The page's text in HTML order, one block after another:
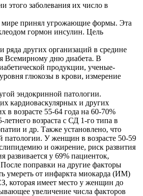
заболевания их число в
мире принял угрожающие формы. Эта
гормон инсулин. Цель
других организаций в средине
Всемирному дню диабета. В
продукции, ученые-
глюкозы в крови, измерение
эндокринной патологии.
кардиоваскулярных и других
возрасте 55-64 года на 60-70%
возраста с СД 1-го типа в
и др. Также установлено, что
патологии. У женщин в возрасте 50-59
и ожирение, риск развития
у 69% пациенток,
поправки на другие факторы
умереть от инфаркта миокарда (ИМ)
которая имеет место у женщин до
увеличение числа факторов